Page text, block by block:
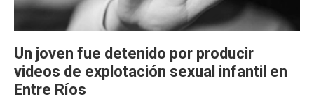
Un joven fue detenido por producir
videos de explotación sexual infantil en
Entre Ríos